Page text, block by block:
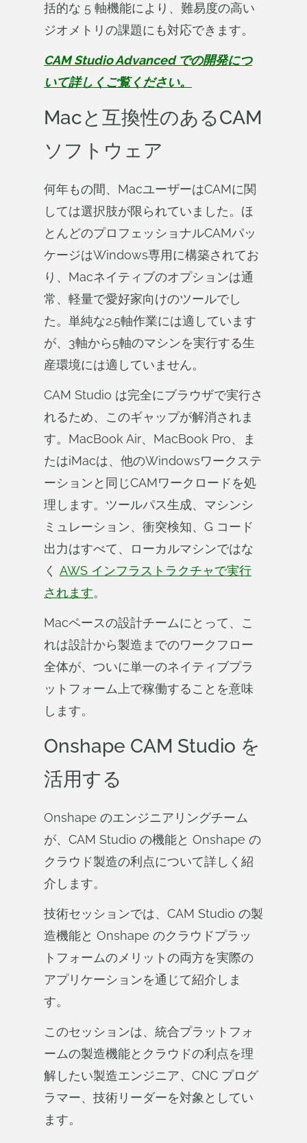
括的な 5 軸機能により、難易度の高い
ジオメトリの課題にも対応できます。
CAM Studio Advanced での開発につ
いて詳しくご覧ください。
Macと互換性のあるCAM
ソフトウェア
何年もの間、MacユーザーはCAMに関
しては選択肢が限られていました。ほ
とんどのプロフェッショナルCAMパッ
ケージはWindows専用に構築されてお
り、Macネイティブのオプションは通
常、軽量で愛好家向けのツールでし
た。単純な2.5軸作業には適しています
が、3軸から5軸のマシンを実行する生
産環境には適していません。
CAM Studio は完全にブラウザで実行さ
れるため、このギャップが解消されま
す。MacBook Air、MacBook Pro、ま
たはiMacは、他のWindowsワークステ
ーションと同じCAMワークロードを処
理します。ツールパス生成、マシンシ
ミュレーション、衝突検知、G コード
出力はすべて、ローカルマシンではな
く AWS インフラストラクチャで実行
されます。
Macベースの設計チームにとって、こ
れは設計から製造までのワークフロー
全体が、ついに単一のネイティブプラ
ットフォーム上で稼働することを意味
します。
Onshape CAM Studio を
活用する
Onshape のエンジニアリングチーム
が、CAM Studio の機能と Onshape の
クラウド製造の利点について詳しく紹
介します。
技術セッションでは、CAM Studio の製
造機能と Onshape のクラウドプラッ
トフォームのメリットの両方を実際の
アプリケーションを通じて紹介しま
す。
このセッションは、統合プラットフォ
ームの製造機能とクラウドの利点を理
解したい製造エンジニア、CNC プログ
ラマー、技術リーダーを対象としてい
ます。